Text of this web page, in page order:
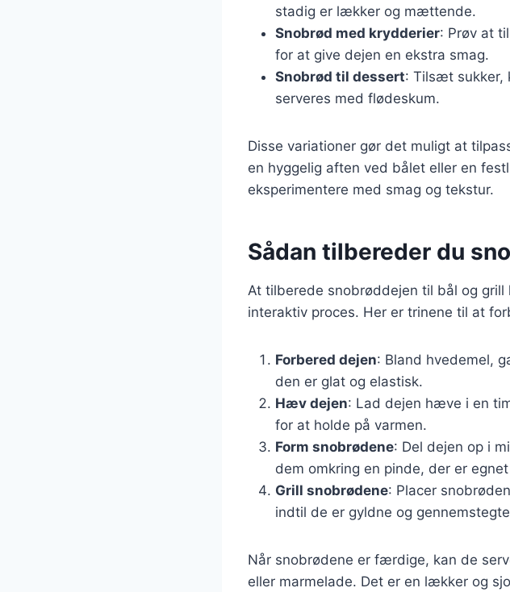
stadig er lækker og mættende.
Snobrød med krydderier: Prøv at
for at give dejen en ekstra smag.
Snobrød til dessert: Tilsæt sukker,
serveres med flødeskum.
Disse variationer gør det muligt at
en hyggelig aften ved bålet eller en
eksperimentere med smag og tekstur.
Sådan tilbereder du
At tilberede snobrøddejen til bål og
interaktiv proces. Her er trinene til at
Forbered dejen: Bland hvedemel,
den er glat og elastisk.
Hæv dejen: Lad dejen hæve i en
for at holde på varmen.
Form snobrødene: Del dejen op i
dem omkring en pinde, der er
Grill snobrødene: Placer
indtil de er gyldne og
Når snobrødene er færdige, kan de
eller marmelade. Det er en lækker og